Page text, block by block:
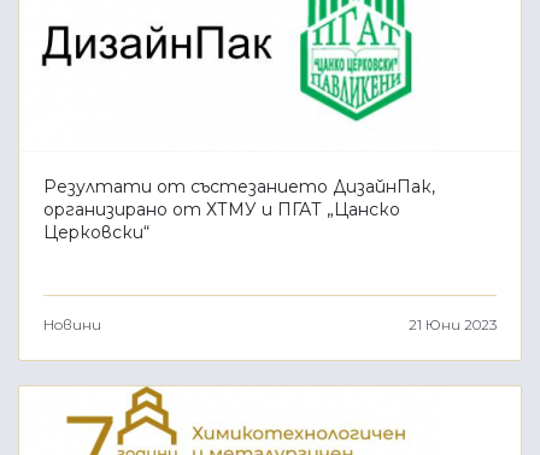
Резултати от състезанието ДизайнПак,
организирано от ХТМУ и ПГАТ „Цанско
Церковски“
Новини 21 Юни 2023